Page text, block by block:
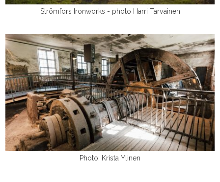
Strömfors Ironworks - photo Harri Tarvainen
Photo: Krista Ylinen